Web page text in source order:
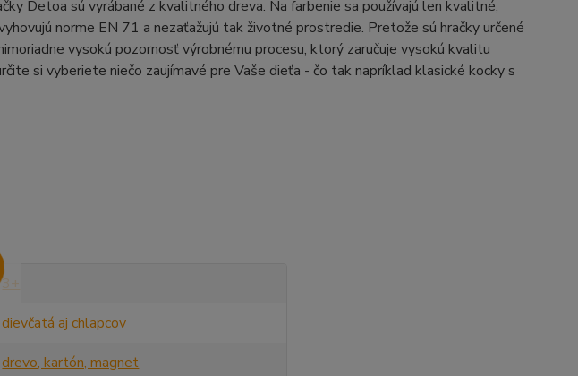
Detoa sú vyrábané z kvalitného dreva. Na farbenie sa používajú len kvalitné,
norme EN 71 a nezaťažujú tak životné prostredie. Pretože sú hračky určené
vysokú pozornosť výrobnému procesu, ktorý zaručuje vysokú kvalitu
si vyberiete niečo zaujímavé pre Vaše dieťa - čo tak napríklad klasické kocky s
3+
dievčatá aj chlapcov
drevo, kartón, magnet